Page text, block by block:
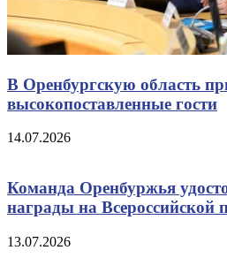
В Оренбургскую область
высокопоставленные гости
14.07.2026
Команда Оренбуржья
награды на Всероссийской
13.07.2026